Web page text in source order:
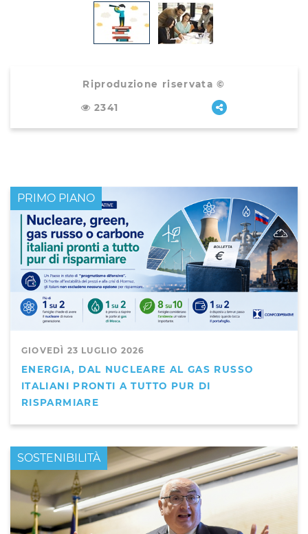
Riproduzione riservata ©
2341
GIOVEDÌ 23 LUGLIO 2026
ENERGIA, DAL NUCLEARE AL GAS RUSSO
ITALIANI PRONTI A TUTTO PUR DI
RISPARMIARE
PRIMO PIANO
PRIMO PIANO
SOSTENIBILITÀ